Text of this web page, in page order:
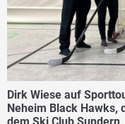
Dirk Wiese auf
Neheim Black Hawks,